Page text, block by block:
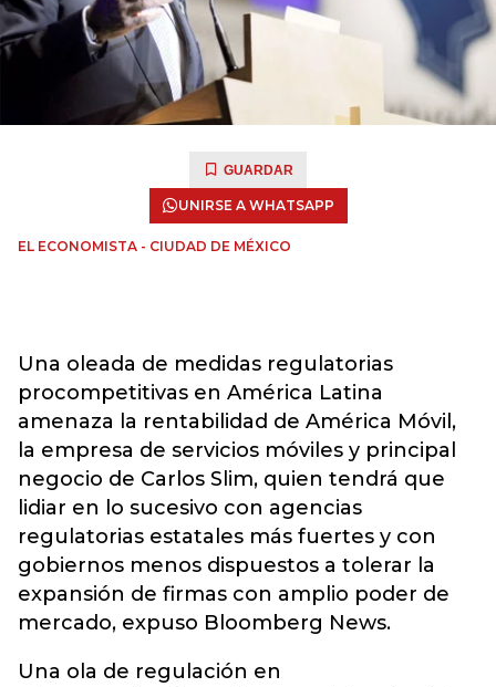
GUARDAR
UNIRSE A WHATSAPP
EL ECONOMISTA - CIUDAD DE MÉXICO
Una oleada de medidas regulatorias
procompetitivas en América Latina
amenaza la rentabilidad de América Móvil,
la empresa de servicios móviles y principal
negocio de Carlos Slim, quien tendrá que
lidiar en lo sucesivo con agencias
regulatorias estatales más fuertes y con
gobiernos menos dispuestos a tolerar la
expansión de firmas con amplio poder de
mercado, expuso Bloomberg News.
Una ola de regulación en